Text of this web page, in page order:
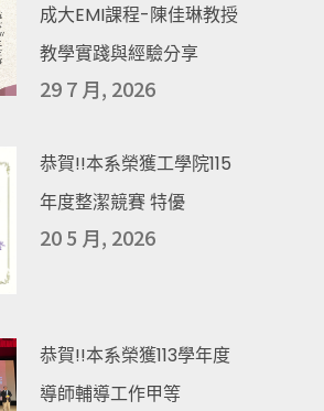
成大EMI課程-陳佳琳教授
教學實踐與經驗分享
29 7 月, 2026
恭賀!!本系榮獲工學院115
年度整潔競賽 特優
20 5 月, 2026
恭賀!!本系榮獲113學年度
導師輔導工作甲等